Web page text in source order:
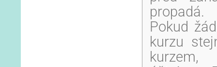
propadá.
Pokud
kurzu
kurzem,